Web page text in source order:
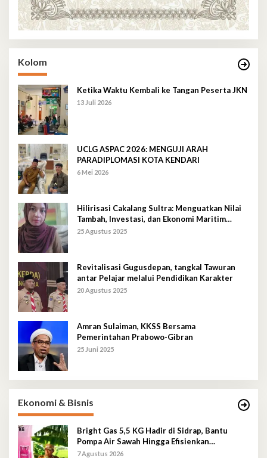
Kolom
Ketika Waktu Kembali ke Tangan Peserta JKN
13 Juli 2026
UCLG ASPAC 2026: MENGUJI ARAH
PARADIPLOMASI KOTA KENDARI
6 Mei 2026
Hilirisasi Cakalang Sultra: Menguatkan Nilai
Tambah, Investasi, dan Ekonomi Maritim
Berkelanjutan
25 Agustus 2025
Revitalisasi Gugusdepan, tangkal Tawuran
antar Pelajar melalui Pendidikan Karakter
20 Agustus 2025
Amran Sulaiman, KKSS Bersama
Pemerintahan Prabowo-Gibran
25 Juni 2025
Ekonomi & Bisnis
Bright Gas 5,5 KG Hadir di Sidrap, Bantu
Pompa Air Sawah Hingga Efisienkan
Penyaluran Elpiji 3 Kg
7 Agustus 2026